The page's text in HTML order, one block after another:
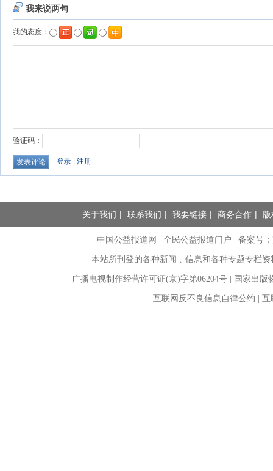
关于我们 | 联系我们 | 我要链接 | 商务合作 |
中国公益报道网 | 全民公益报道门户 |备案号
本站所刊登的各种新闻﹑信息和各种专题专栏
广播电视制作经营许可证(京)字第06204号 | 国家出
互联网反不良信息自律公约 |